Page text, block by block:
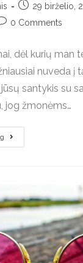
29 birželio,
0 Comments
dėl kurių man
nuveda į
santykis su
jog žmonėms…